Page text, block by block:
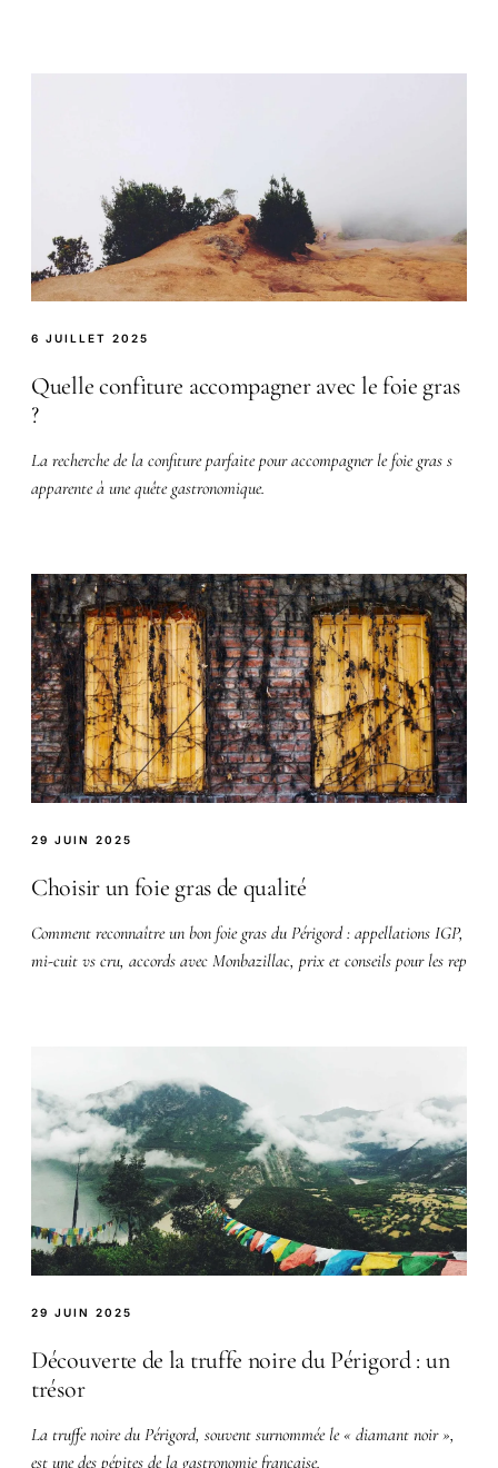
6 JUILLET 2025
Quelle confiture accompagner avec le foie gras
?
La recherche de la confiture parfaite pour accompagner le foie gras s
apparente à une quête gastronomique.
29 JUIN 2025
Choisir un foie gras de qualité
Comment reconnaître un bon foie gras du Périgord : appellations IGP,
mi-cuit vs cru, accords avec Monbazillac, prix et conseils pour les rep
29 JUIN 2025
Découverte de la truffe noire du Périgord : un
trésor
La truffe noire du Périgord, souvent surnommée le « diamant noir »,
est une des pépites de la gastronomie française.